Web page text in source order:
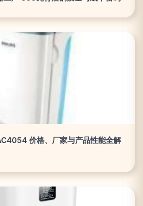
价格、厂家与产品性能全解